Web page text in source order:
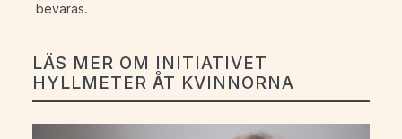
bevaras.
LÄS MER OM INITIATIVET
HYLLMETER ÅT KVINNORNA